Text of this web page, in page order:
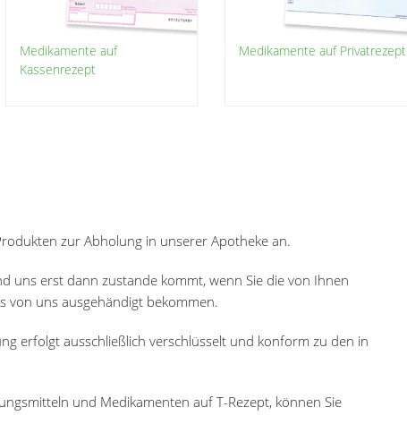
Medikamente auf
Kassenrezept
Medikamente auf Privatrezept
zur Abholung in unserer Apotheke an.
uns erst dann zustande kommt, wenn Sie die von Ihnen
von uns ausgehändigt bekommen.
erfolgt ausschließlich verschlüsselt und konform zu den in
und Medikamenten auf T-Rezept, können Sie